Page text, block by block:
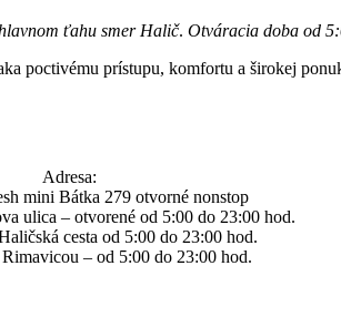
ťahu smer Halič. Otváracia doba od
prístupu, komfortu a širokej
Adresa:
mini Bátka 279 otvorné nonstop
ulica – otvorené od 5:00 do 23:00 hod.
cesta od 5:00 do 23:00 hod.
– od 5:00 do 23:00 hod.